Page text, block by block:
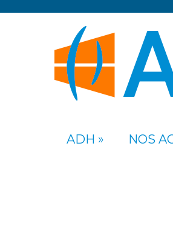
ADH NOS